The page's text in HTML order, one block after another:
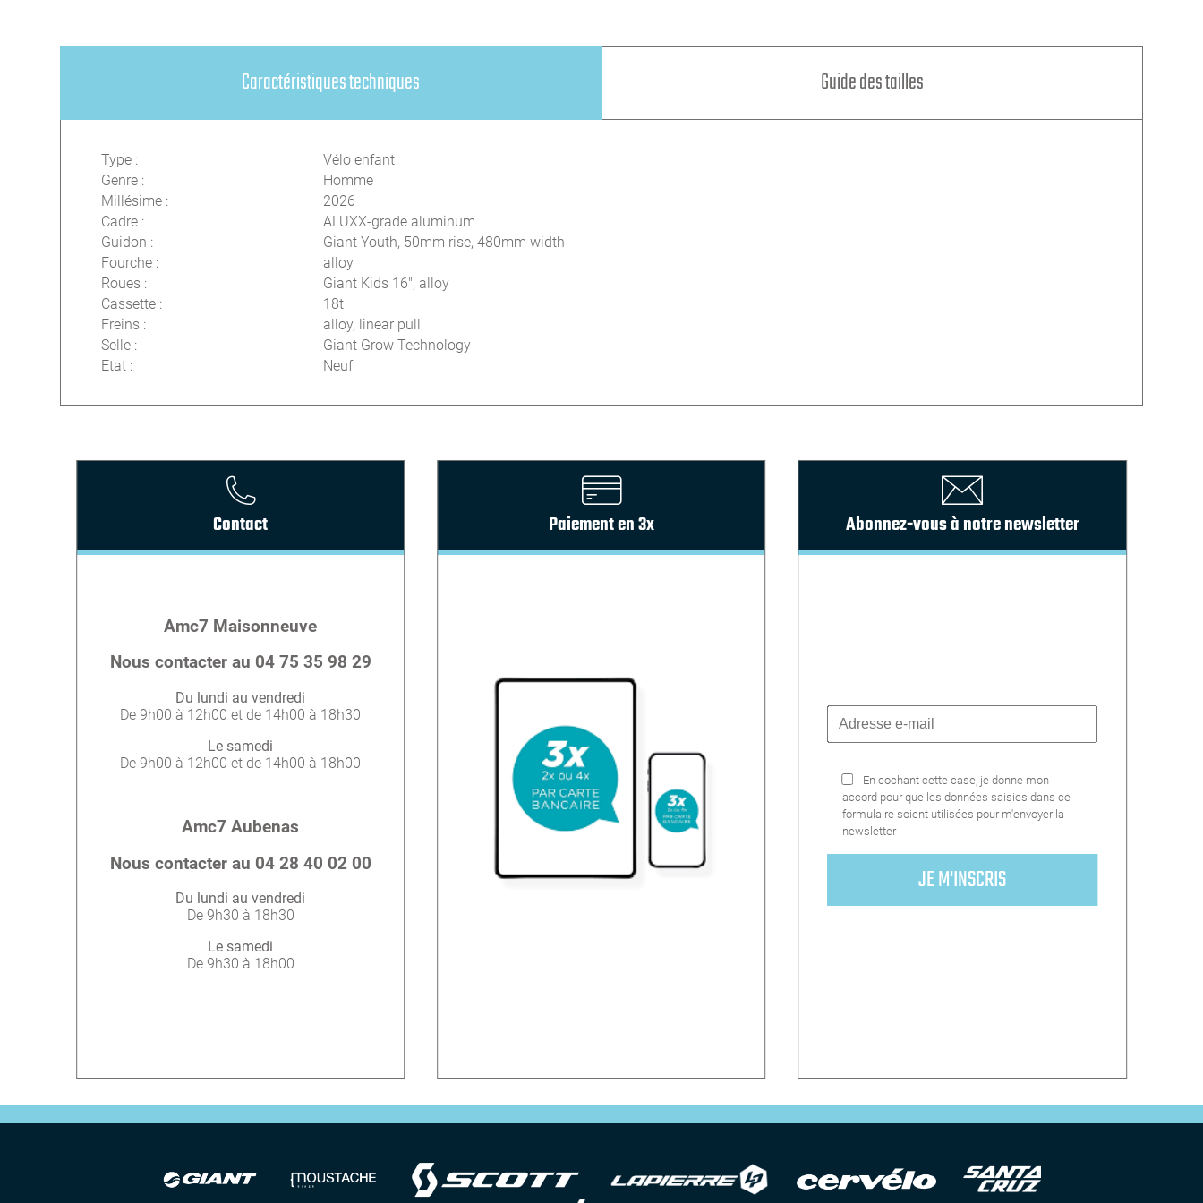
Caractéristiques techniques Guide des tailles
Type :
Vélo enfant
Genre :
Homme
Millésime :
2026
Cadre :
ALUXX-grade aluminum
Guidon :
Giant Youth, 50mm rise, 480mm width
Fourche :
alloy
Roues :
Giant Kids 16", alloy
Cassette :
18t
Freins :
alloy, linear pull
Selle :
Giant Grow Technology
Etat : Neuf
Contact
Amc7 Maisonneuve
Nous contacter au 04 75 35 98 29
Du lundi au vendredi
De 9h00 à 12h00 et de 14h00 à 18h30
Le samedi
De 9h00 à 12h00 et de 14h00 à 18h00
Amc7 Aubenas
Nous contacter au 04 28 40 02 00
Du lundi au vendredi
De 9h30 à 18h30
Le samedi
De 9h30 à 18h00
Paiement en 3x Abonnez-vous à notre newsletter
En cochant cette case, je donne mon
accord pour que les données saisies dans ce
formulaire soient utilisées pour m'envoyer la
newsletter